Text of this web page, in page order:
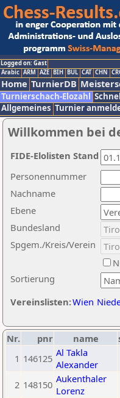
Logged on: Gast
Arabic ARM AZE BIH BUL CAT CHN
Home TurnierDB
Turnierschach-Elozahl
Allgemeines Turnier
Willkommen bei
Nachname
Ebene
Sortierung
Personennummer
Bundesland
Spgem./Kreis/Verein
Vereinslisten:Wien
FIDE-Elolisten Stand
Nr. pnr name
1 146125 Al Takla
Alexander
2 148150 Aukenthaler
Lorenz